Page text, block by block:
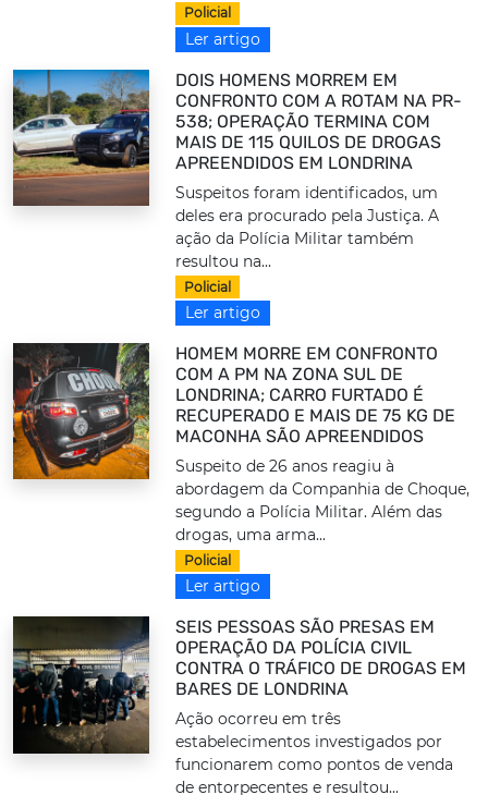
Policial
Ler artigo
DOIS HOMENS MORREM EM
CONFRONTO COM A ROTAM NA PR-
538; OPERAÇÃO TERMINA COM
MAIS DE 115 QUILOS DE DROGAS
APREENDIDOS EM LONDRINA
Suspeitos foram identificados, um
deles era procurado pela Justiça. A
ação da Polícia Militar também
resultou na...
Policial
Ler artigo
HOMEM MORRE EM CONFRONTO
COM A PM NA ZONA SUL DE
LONDRINA; CARRO FURTADO É
RECUPERADO E MAIS DE 75 KG DE
MACONHA SÃO APREENDIDOS
Suspeito de 26 anos reagiu à
abordagem da Companhia de Choque,
segundo a Polícia Militar. Além das
drogas, uma arma...
Policial
Ler artigo
SEIS PESSOAS SÃO PRESAS EM
OPERAÇÃO DA POLÍCIA CIVIL
CONTRA O TRÁFICO DE DROGAS EM
BARES DE LONDRINA
Ação ocorreu em três
estabelecimentos investigados por
funcionarem como pontos de venda
de entorpecentes e resultou...